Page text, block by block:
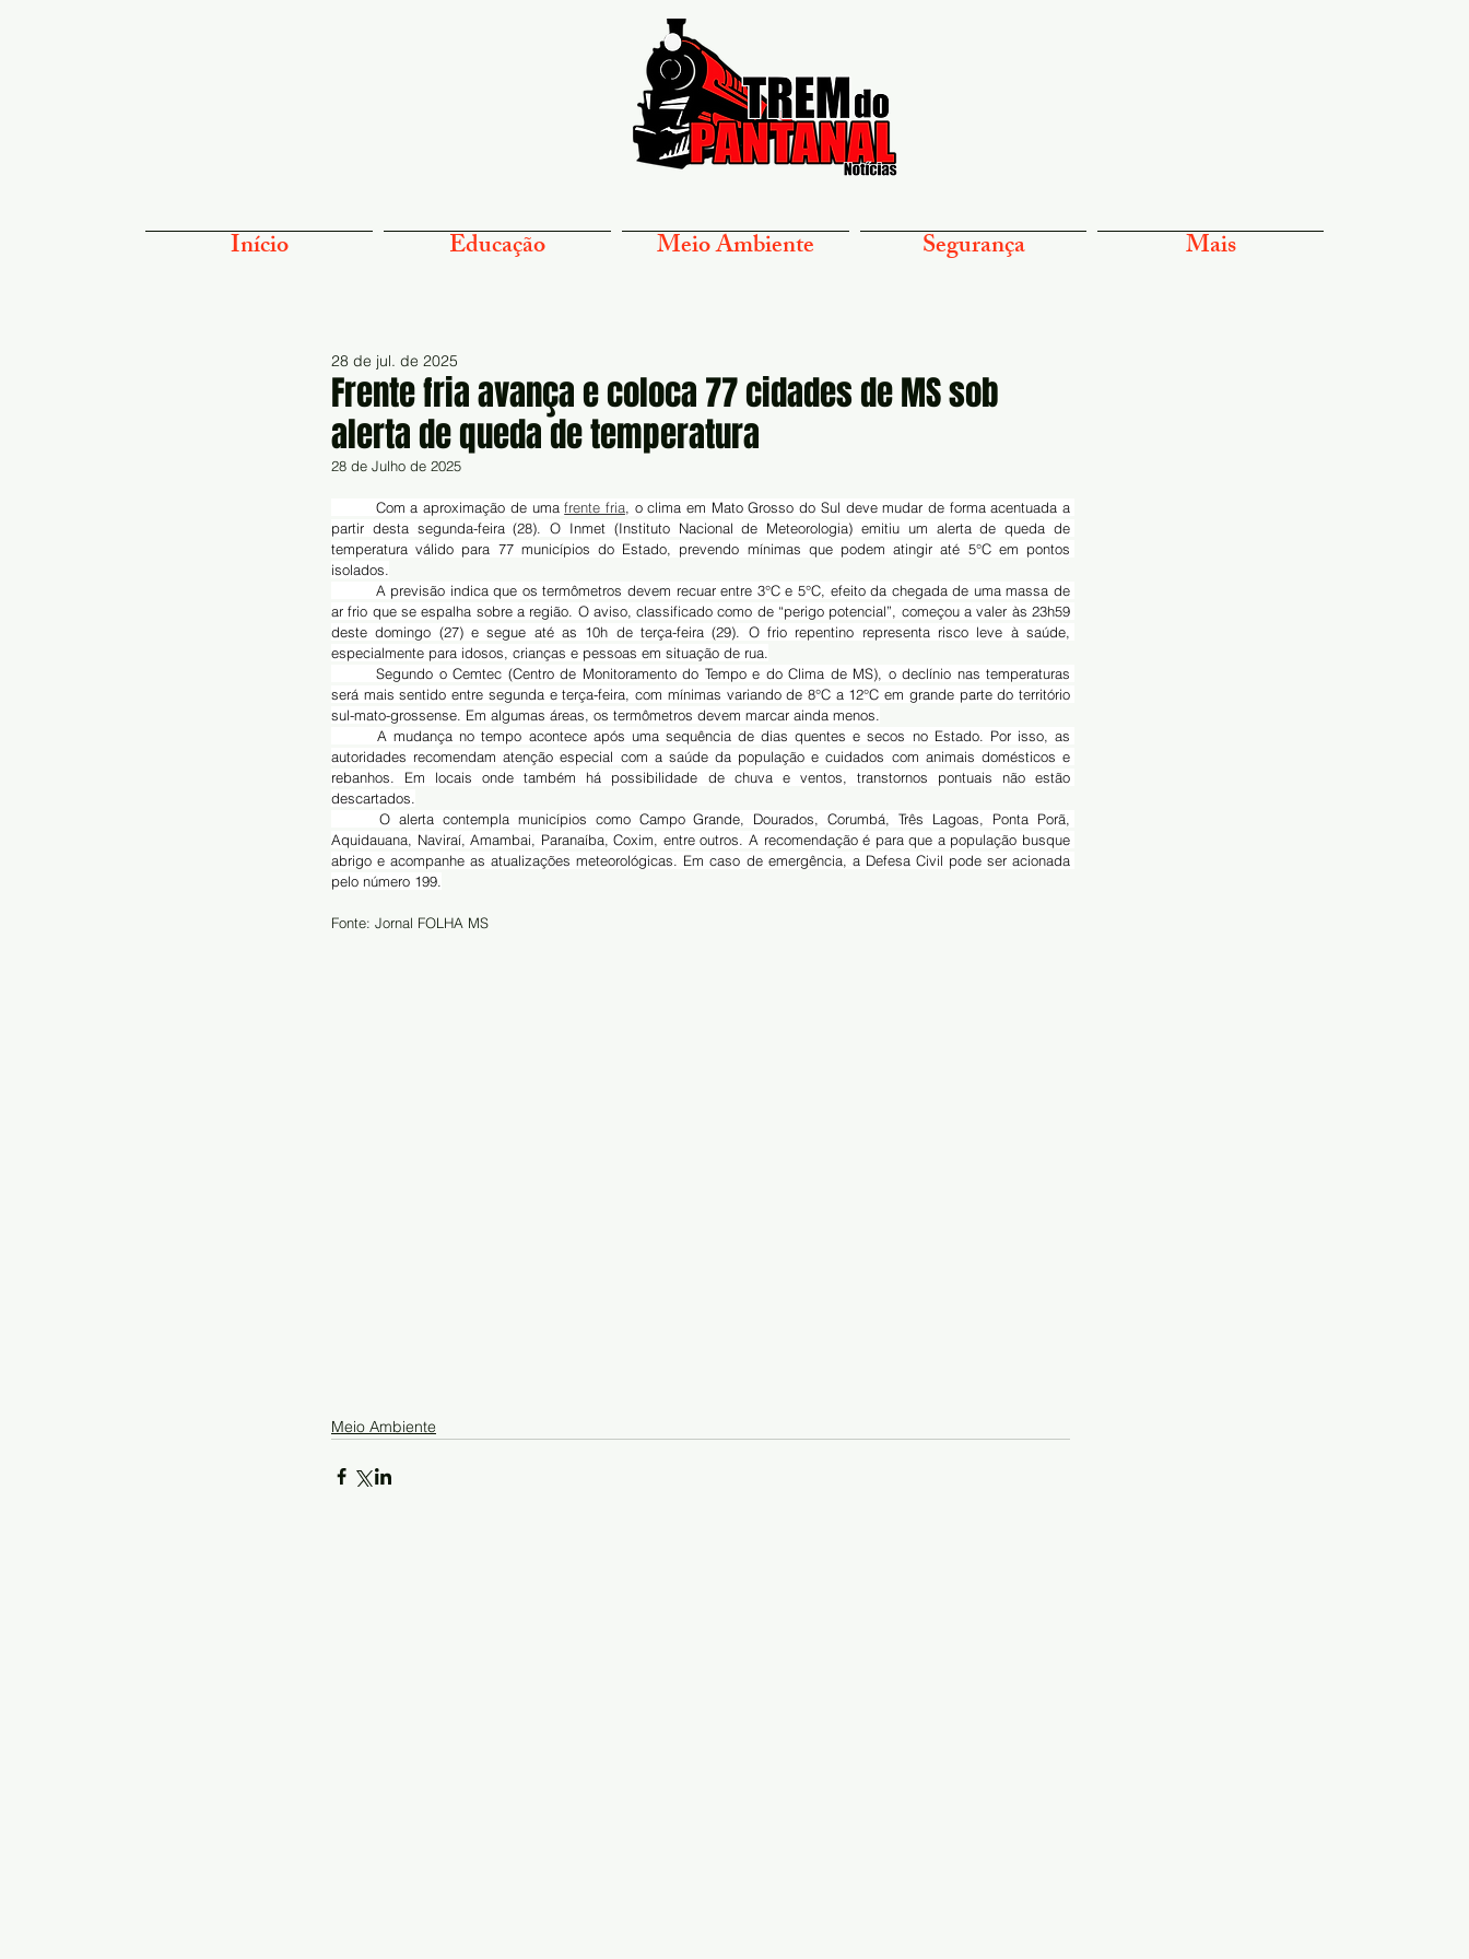
Início Educação Meio Ambiente Segurança Mais
Frente fria avança e coloca 77 cidades de MS sob
alerta de queda de temperatura
28 de jul. de 2025
28 de Julho de 2025
	Com a aproximação de uma
frente fria, o clima em Mato Grosso do Sul deve mudar de forma acentuada a
partir desta segunda-feira (28). O Inmet (Instituto Nacional de Meteorologia) emitiu um alerta de queda de
temperatura válido para 77 municípios do Estado, prevendo mínimas que podem atingir até 5°C em pontos
isolados.
ar frio que se espalha sobre a região. O aviso, classificado como de “perigo potencial”, começou a valer às 23h59
deste domingo (27) e segue até as 10h de terça-feira (29). O frio repentino representa risco leve à saúde,
especialmente para idosos, crianças e pessoas em situação de rua.
	Segundo o Cemtec (Centro de Monitoramento do Tempo e do Clima de MS), o declínio nas temperaturas
será mais sentido entre segunda e terça-feira, com mínimas variando de 8°C a 12°C em grande parte do território
sul-mato-grossense. Em algumas áreas, os termômetros devem marcar ainda menos.
	A mudança no tempo acontece após uma sequência de dias quentes e secos no Estado. Por isso, as
autoridades recomendam atenção especial com a saúde da população e cuidados com animais domésticos e
rebanhos. Em locais onde também há possibilidade de chuva e ventos, transtornos pontuais não estão
descartados.
Aquidauana, Naviraí, Amambai, Paranaíba, Coxim, entre outros. A recomendação é para que a população busque
abrigo e acompanhe as atualizações meteorológicas. Em caso de emergência, a Defesa Civil pode ser acionada
pelo número 199.
Fonte: Jornal FOLHA MS
Meio Ambiente